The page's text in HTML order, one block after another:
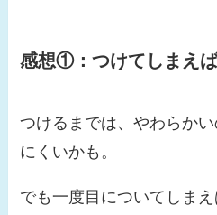
感想①：つけてしまえ
つけるまでは、やわらか
にくいかも。
でも一度目についてしま